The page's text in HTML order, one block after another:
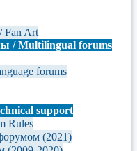
Fan Art
/ Multilingual forums
forums
support
Rules
(2021)